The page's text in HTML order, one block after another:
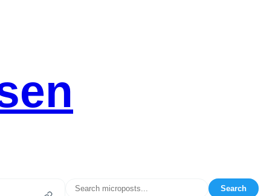
Search